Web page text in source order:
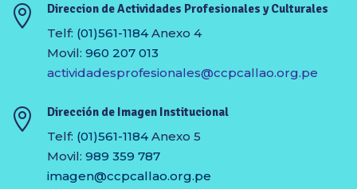
 Direccion de Actividades Profesionales y Culturales
Telf: (01)561-1184Anexo 4
Movil: 960 207 013
actividadesprofesionales@ccpcallao.org.pe
 Dirección de Imagen Institucional
Telf: (01)561-1184Anexo 5
Movil: 989 359 787
imagen@ccpcallao.org.pe